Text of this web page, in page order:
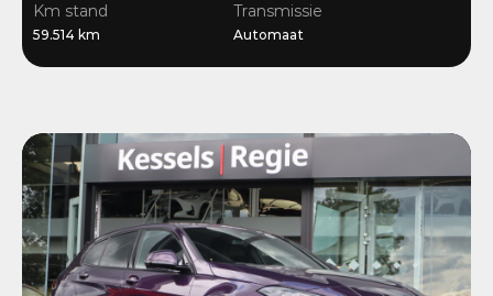
CarPlay
Km stand
59.514 km
Transmissie
Automaat